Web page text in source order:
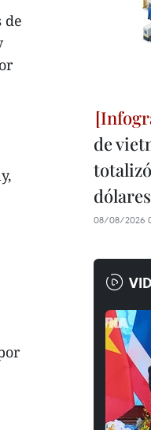
de
de
08/08/2026